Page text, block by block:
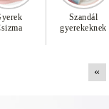
Szandál
gyerekeknek
«